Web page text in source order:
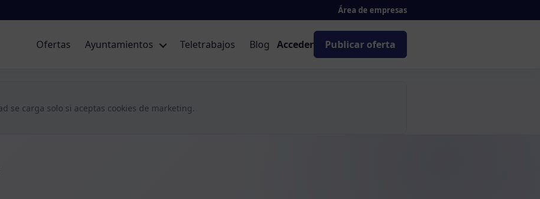
Área de empresas
Ofertas Ayuntamientos Teletrabajos Blog Acceder Publicar oferta
se carga solo si aceptas cookies de marketing.